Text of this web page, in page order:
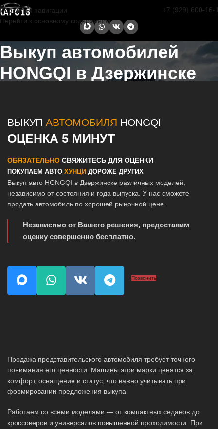
Перейти к навигации
Перейти к основному содержанию
+7 (929) 600-16-
Выкуп автомобилей
HONGQI в Дзержинске
ВЫКУП АВТОМОБИЛЯ HONGQI
ОЦЕНКА 5 МИНУТ
ОБЯЗАТЕЛЬНО СВЯЖИТЕСЬ ДЛЯ ОЦЕНКИ
ПОКУПАЕМ АВТО ХУНЦИ ДОРОЖЕ ДРУГИХ
Выкуп авто HONGQI в Дзержинске различных моделей,
независимо от состояния и года выпуска. У нас сможете
продать автомобиль по хорошей рыночной цене.
Независимо от Вашего решения, предоставим
оценку совершенно бесплатно.
Позвонить
Продажа представительского автомобиля требует точного
понимания его ценности. Машины этой марки ценятся за
комфорт, оснащение и статус, что важно учитывать при
формировании предложения выкупа.
Работаем со всеми моделями — от компактных седанов до
кроссоверов и универсалов повышенной проходимости. При